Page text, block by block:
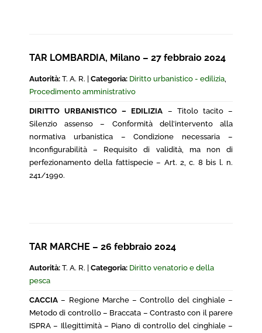
TAR LOMBARDIA, Milano – 27 febbraio 2024
Autorità: T. A. R. | Categoria: Diritto urbanistico - edilizia,
Procedimento amministrativo
DIRITTO URBANISTICO – EDILIZIA – Titolo tacito –
Silenzio assenso – Conformità dell’intervento alla
normativa urbanistica – Condizione necessaria –
Inconfigurabilità – Requisito di validità, ma non di
perfezionamento della fattispecie – Art. 2, c. 8 bis l. n.
241/1990.
TAR MARCHE – 26 febbraio 2024
Autorità: T. A. R. | Categoria: Diritto venatorio e della
pesca
CACCIA – Regione Marche – Controllo del cinghiale –
Metodo di controllo – Braccata – Contrasto con il parere
ISPRA – Illegittimità – Piano di controllo del cinghiale –